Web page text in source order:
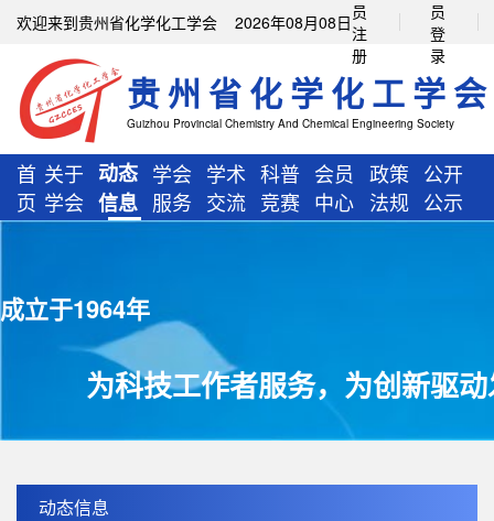
欢迎来到贵州省化学化工学会 2026年08月08日 员
注
册
员
登
录
贵州省化学化工学会
Guizhou Provincial Chemistry And Chemical Engineering Society
首
页
关于
学会
动态
信息
学会
服务
学术
交流
科普
竞赛
会员
中心
政策
法规
公开
公示
成立于1964年
为科技工作者服务，为创新驱
动态信息